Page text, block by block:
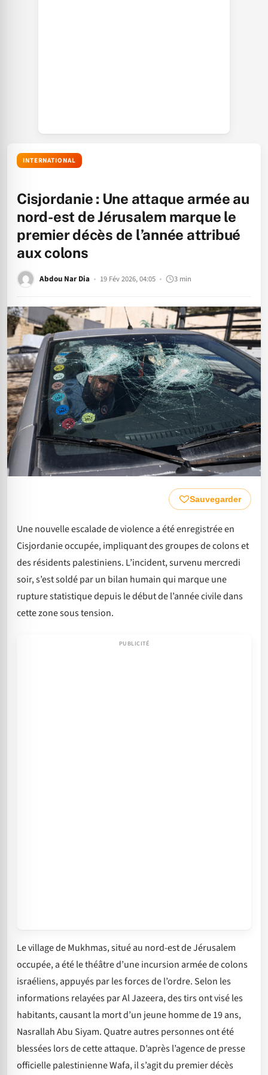
INTERNATIONAL
Cisjordanie : Une attaque armée au
nord-est de Jérusalem marque le
premier décès de l’année attribué
aux colons
Abdou Nar Dia 19 Fév 2026, 04:05 3 min
Sauvegarder
Une nouvelle escalade de violence a été enregistrée en
Cisjordanie occupée, impliquant des groupes de colons et
des résidents palestiniens. L’incident, survenu mercredi
soir, s’est soldé par un bilan humain qui marque une
rupture statistique depuis le début de l’année civile dans
cette zone sous tension.
Le village de Mukhmas, situé au nord-est de Jérusalem
occupée, a été le théâtre d’une incursion armée de colons
israéliens, appuyés par les forces de l’ordre. Selon les
informations relayées par Al Jazeera, des tirs ont visé les
habitants, causant la mort d’un jeune homme de 19 ans,
Nasrallah Abu Siyam. Quatre autres personnes ont été
blessées lors de cette attaque. D’après l’agence de presse
officielle palestinienne Wafa, il s’agit du premier décès